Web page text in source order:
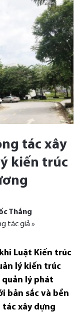
tác xây
kiến trúc
Thắng
tác giả »
Luật Kiến trúc
lý kiến trúc
quản lý phát
bản sắc và bền
xây dựng